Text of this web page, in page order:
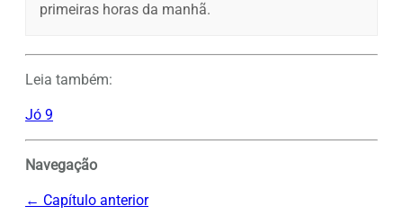
primeiras horas da manhã.
Leia também:
Jó 9
Navegação
← Capítulo anterior